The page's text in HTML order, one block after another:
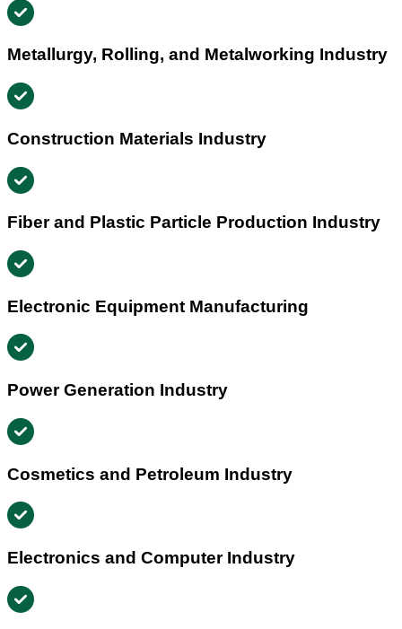
Metallurgy, Rolling, and Metalworking Industry
Construction Materials Industry
Fiber and Plastic Particle Production Industry
Electronic Equipment Manufacturing
Power Generation Industry
Cosmetics and Petroleum Industry
Electronics and Computer Industry